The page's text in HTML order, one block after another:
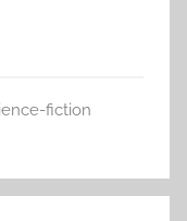
fiction